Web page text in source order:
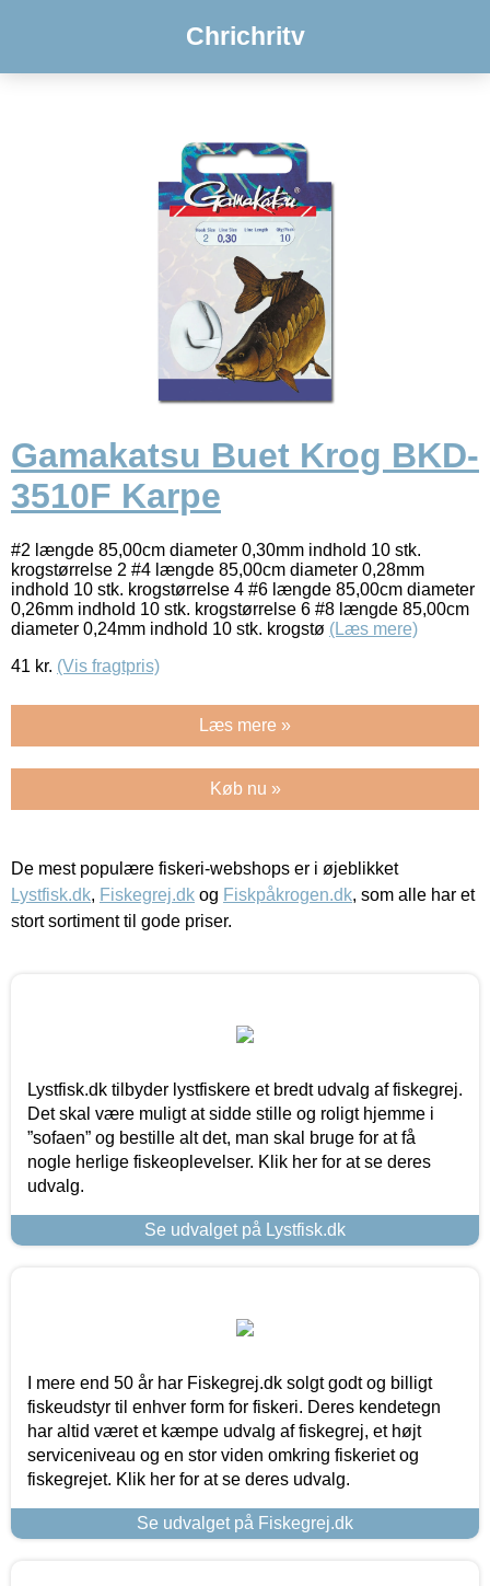
Chrichritv
Gamakatsu Buet Krog BKD-
3510F Karpe
#2 længde 85,00cm diameter 0,30mm indhold 10 stk.
krogstørrelse 2 #4 længde 85,00cm diameter 0,28mm
indhold 10 stk. krogstørrelse 4 #6 længde 85,00cm diameter
0,26mm indhold 10 stk. krogstørrelse 6 #8 længde 85,00cm
diameter 0,24mm indhold 10 stk. krogstø (Læs mere)
41 kr. (Vis fragtpris)
Læs mere »
Køb nu »
De mest populære fiskeri-webshops er i øjeblikket
Lystfisk.dk, Fiskegrej.dk og Fiskpåkrogen.dk, som alle har et
stort sortiment til gode priser.
Lystfisk.dk tilbyder lystfiskere et bredt udvalg af fiskegrej.
Det skal være muligt at sidde stille og roligt hjemme i
”sofaen” og bestille alt det, man skal bruge for at få
nogle herlige fiskeoplevelser. Klik her for at se deres
udvalg.
Se udvalget på Lystfisk.dk
I mere end 50 år har Fiskegrej.dk solgt godt og billigt
fiskeudstyr til enhver form for fiskeri. Deres kendetegn
har altid været et kæmpe udvalg af fiskegrej, et højt
serviceniveau og en stor viden omkring fiskeriet og
fiskegrejet. Klik her for at se deres udvalg.
Se udvalget på Fiskegrej.dk